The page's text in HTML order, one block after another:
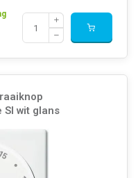
wit glans